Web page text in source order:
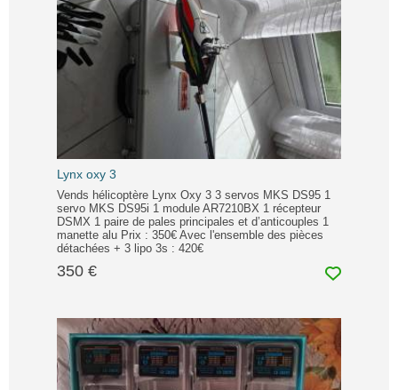
Lynx oxy 3
Vends hélicoptère Lynx Oxy 3 3 servos MKS DS95 1
servo MKS DS95i 1 module AR7210BX 1 récepteur
DSMX 1 paire de pales principales et d’anticouples 1
manette alu Prix : 350€ Avec l'ensemble des pièces
détachées + 3 lipo 3s : 420€
350 €